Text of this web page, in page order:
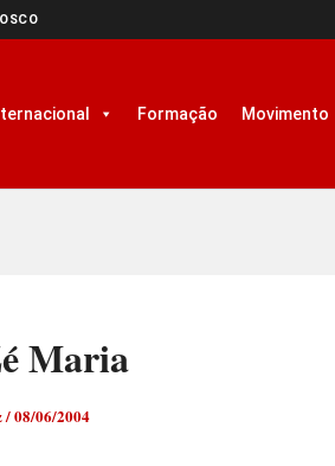
Formação Movimento
Maria
/08/06/2004